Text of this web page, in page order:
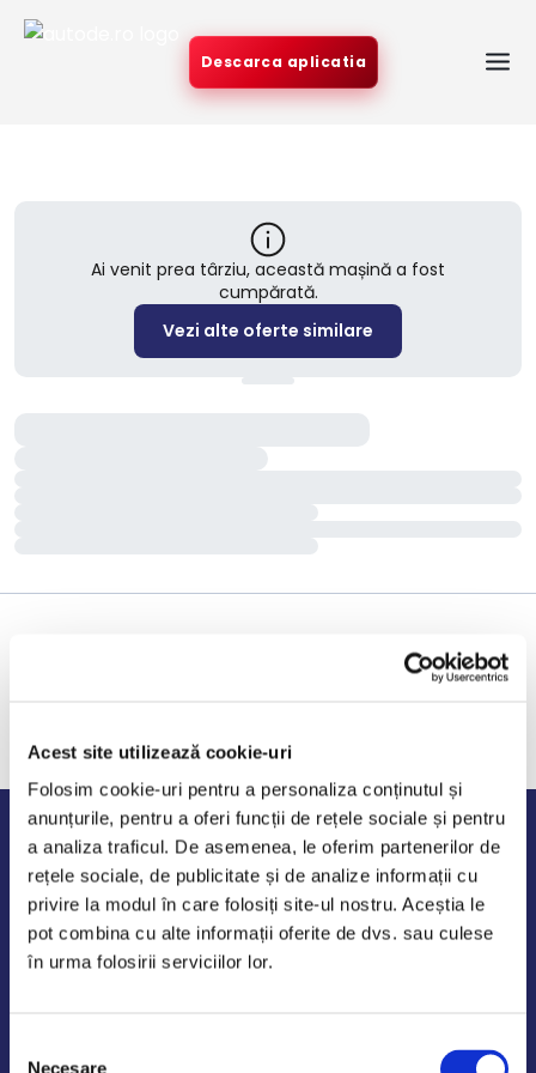
Acest site utilizează cookie-uri
Folosim cookie-uri pentru a personaliza conținutul și
anunțurile, pentru a oferi funcții de rețele sociale și pentru
a analiza traficul. De asemenea, le oferim partenerilor de
rețele sociale, de publicitate și de analize informații cu
privire la modul în care folosiți site-ul nostru. Aceștia le
pot combina cu alte informații oferite de dvs. sau culese
în urma folosirii serviciilor lor.
Necesare
Descarca aplicatia
Ai venit prea târziu, această mașină a fost
cumpărată.
Vezi alte oferte similare
Program de lucru
Luni - Vineri: 09:00-18:00
Sambata - Duminica: 10:00-14:00